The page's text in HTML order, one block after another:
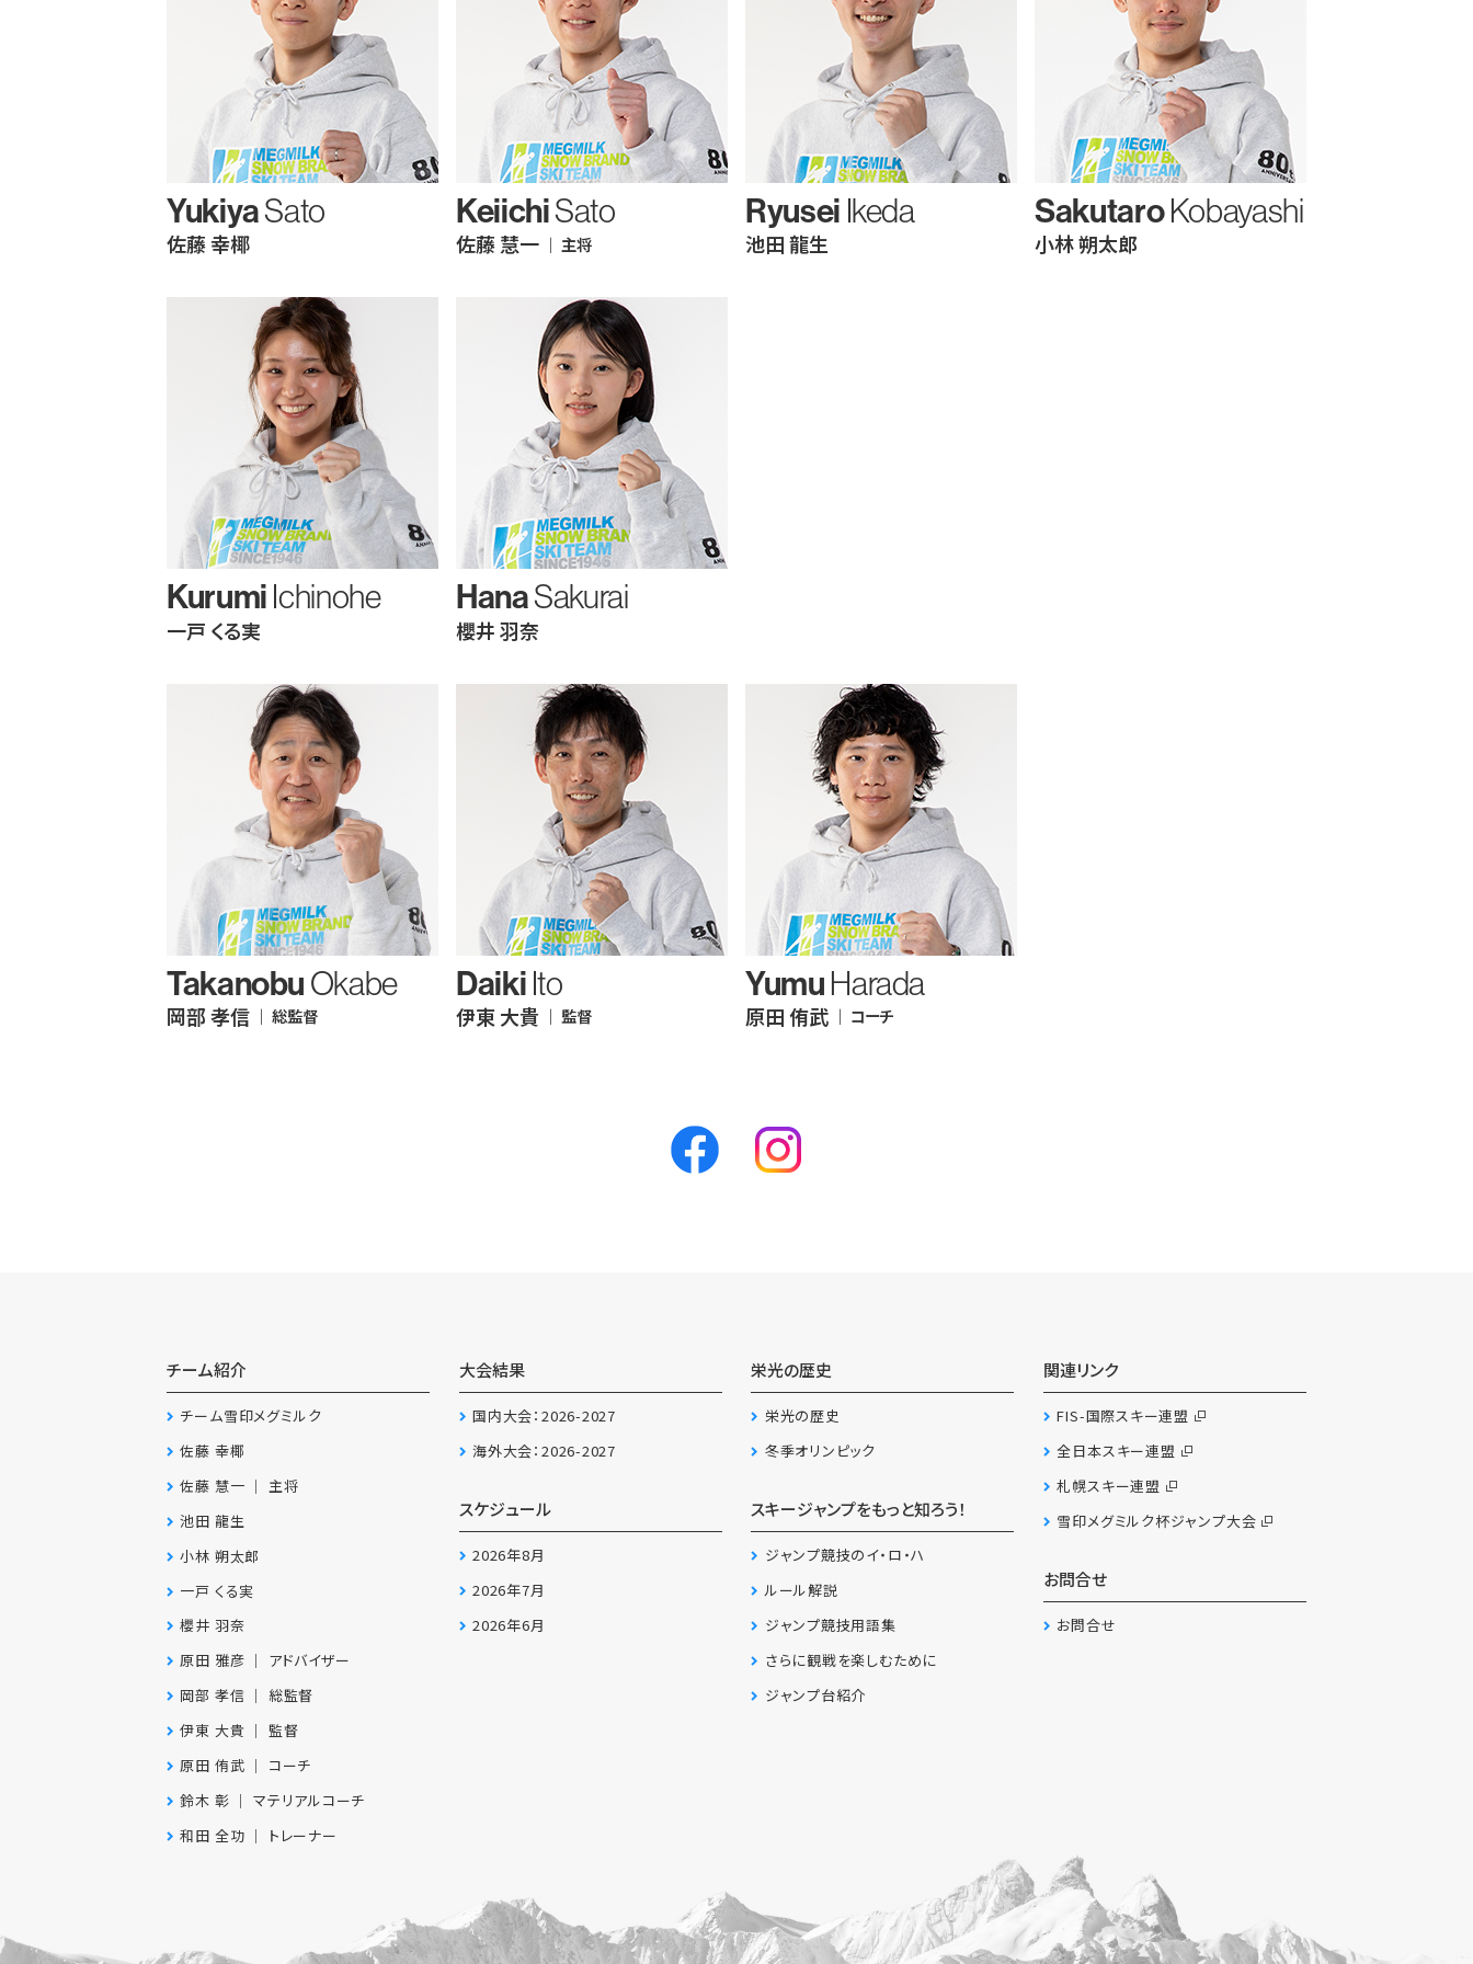
YukiyaSato
佐藤 幸椰
KeiichiSato
佐藤 慧一 ｜ 主将
Ryusei Ikeda
池田 龍生
SakutaroKobayashi
小林 朔太郎
Kurumi Ichinohe
一戸 くる実
HanaSakurai
櫻井 羽奈
Takanobu Okabe
岡部 孝信 ｜ 総監督
Daiki Ito
伊東 大貴 ｜ 監督
Yumu Harada
原田 侑武 ｜ コーチ
チーム紹介
チーム雪印メグミルク
佐藤 幸椰
佐藤 慧一 ｜ 主将
池田 龍生
小林 朔太郎
一戸 くる実
櫻井 羽奈
原田 雅彦 ｜ アドバイザー
岡部 孝信 ｜ 総監督
伊東 大貴 ｜ 監督
原田 侑武 ｜ コーチ
鈴木 彰 ｜ マテリアルコーチ
和田 全功 ｜ トレーナー
大会結果
国内大会：2026-2027
海外大会：2026-2027
スケジュール
2026年8月
2026年7月
2026年6月
栄光の歴史
栄光の歴史
冬季オリンピック
スキージャンプをもっと知ろう！
ジャンプ競技のイ・ロ・ハ
ルール解説
ジャンプ競技用語集
さらに観戦を楽しむために
ジャンプ台紹介
関連リンク
FIS-国際スキー連盟
全日本スキー連盟
札幌スキー連盟
雪印メグミルク杯ジャンプ大会
お問合せ
お問合せ